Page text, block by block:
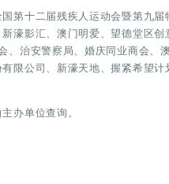
第十二届残疾人运动会暨第九届
濠影汇、澳门明爱、望德堂区
、治安警察局、婚庆同业商会、
限公司、新濠天地、握紧希望计
办单位查询。